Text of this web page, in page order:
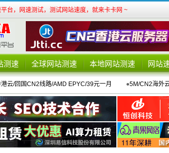
台，网速测试，测试网站速度，就来卡卡网 ~
测速 全球网站测速 本地网站测速 网站
港云/回国CN2线路/AMD EPYC/39元一月 ●5M/CN2海外